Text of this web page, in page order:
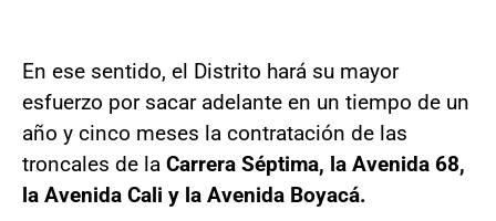
En ese sentido, el Distrito hará su mayor
esfuerzo por sacar adelante en un tiempo de un
año y cinco meses la contratación de las
troncales de la Carrera Séptima, la Avenida 68,
la Avenida Cali y la Avenida Boyacá.